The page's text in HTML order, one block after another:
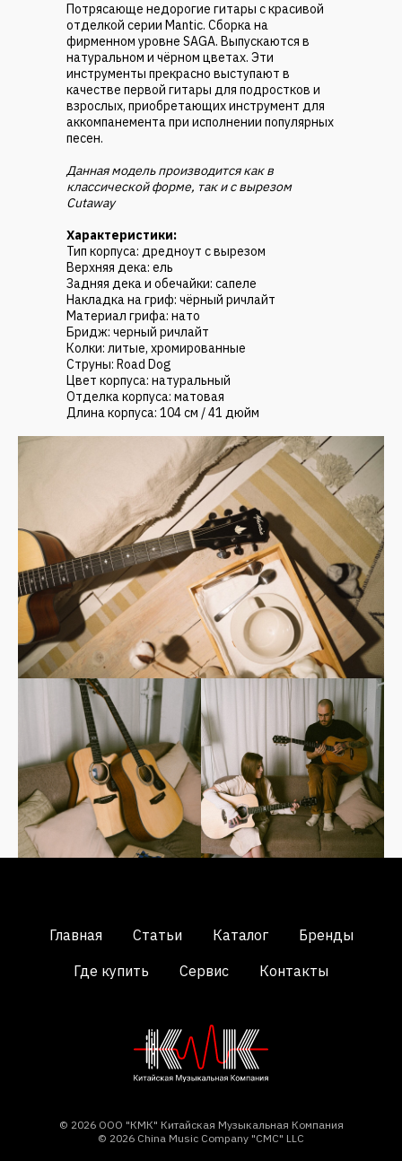
Потрясающе недорогие гитары с красивой
отделкой серии Mantic. Сборка на
фирменном уровне SAGA. Выпускаются в
натуральном и чёрном цветах. Эти
инструменты прекрасно выступают в
качестве первой гитары для подростков и
взрослых, приобретающих инструмент для
аккомпанемента при исполнении популярных
песен.
Данная модель производится как в
классической форме, так и с вырезом
Cutaway
Характеристики:
Тип корпуса: дредноут с вырезом
Верхняя дека: ель
Задняя дека и обечайки: сапеле
Накладка на гриф: чёрный ричлайт
Материал грифа: нато
Бридж: черный ричлайт
Колки: литые, хромированные
Струны: Road Dog
Цвет корпуса: натуральный
Отделка корпуса: матовая
Длина корпуса: 104 см / 41 дюйм
Главная Статьи Каталог
Бренды
Где купить
Сервис Контакты
© 2026 ООО "КМК" Китайская Музыкальная Компания
© 2026 China Music Company "CMC" LLC